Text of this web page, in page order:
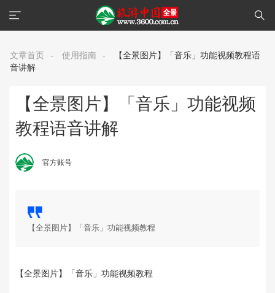
文章首页 - 使用指南 -
【全景图片】「音乐」功能视频教程语
音讲解
【全景图片】「音乐」功能视频
教程语音讲解
官方账号
【全景图片】「音乐」功能视频教程
【全景图片】「音乐」功能视频教程